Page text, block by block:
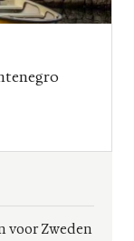
voor Zweden